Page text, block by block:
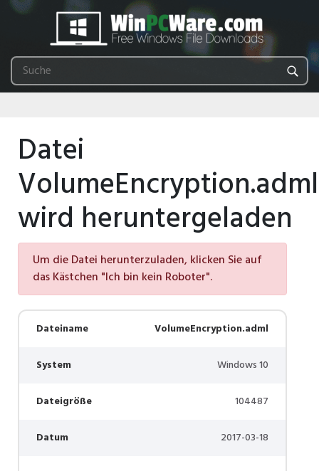
Datei
VolumeEncryption.adml
wird heruntergeladen
Um die Datei herunterzuladen, klicken Sie auf
das Kästchen "Ich bin kein Roboter".
Dateiname VolumeEncryption.adml
System Windows 10
Dateigröße 104487
Datum 2017-03-18